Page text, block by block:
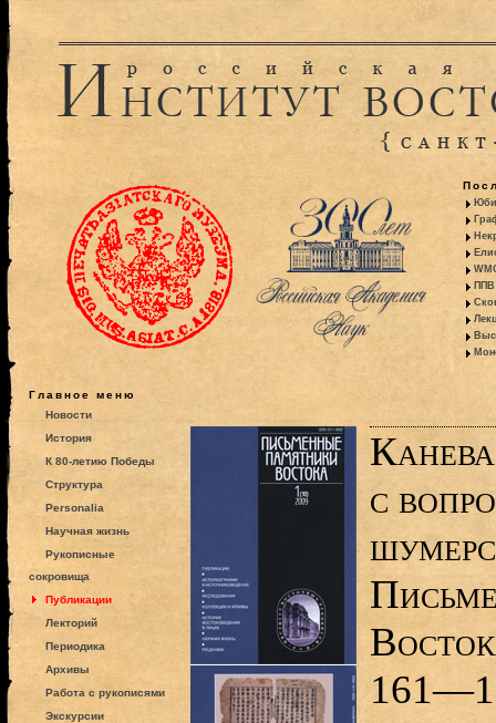
ППВ
Главное меню
Новости
История
К 80-летию Победы
Структура
Personalia
Научная жизнь
Рукописные
сокровища
Публикации
Лекторий
Периодика
Архивы
Работа с рукописями
Экскурсии
с